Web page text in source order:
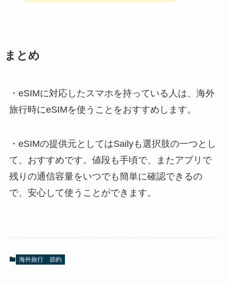
まとめ
・eSIMに対応したスマホを持っている人は、海外
旅行時にeSIMを使うことをおすすめします。
・eSIMの提供元としてはSailyも選択肢の一つとし
て、おすすめです。値段も手頃で、またアプリで
残りの通信容量をいつでも簡単に確認できるの
で、安心して使うことができます。
海外旅行 節約